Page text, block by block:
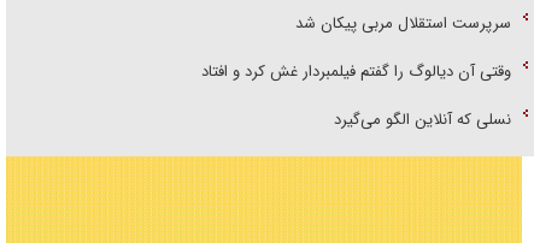
سرپرست استقلال مربی پیکان شد
وقتی آن دیالوگ را گفتم فیلمبردار غش کرد و افتاد
نسلی که آنلاین الگو می‌گیرد